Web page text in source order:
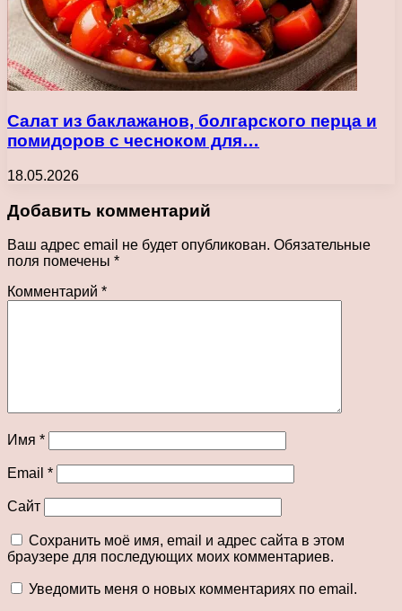
Салат из баклажанов, болгарского перца и
помидоров с чесноком для…
18.05.2026
Добавить комментарий
Ваш адрес email не будет опубликован. Обязательные
поля помечены *
Комментарий *
Имя *
Email *
Сайт
Сохранить моё имя, email и адрес сайта в этом
браузере для последующих моих комментариев.
Уведомить меня о новых комментариях по email.